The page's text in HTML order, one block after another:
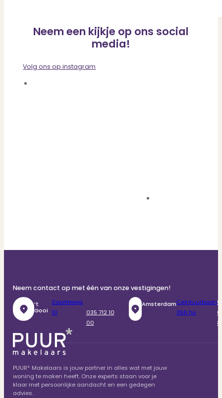
Neem een kijkje op ons social
media!
Volg ons op instagram
Neem contact op met één van onze vestigingen!
‘t
Gooi
Zwarteweg
10
035 712 10
00
AmsterdamCeintuurbaan
356 hs
PUUR* Makelaars is jouw partner in alles wat met jouw
woning te maken heeft. Onze experts staan voor je
klaar met persoonlijke aandacht en een gedegen
advies.